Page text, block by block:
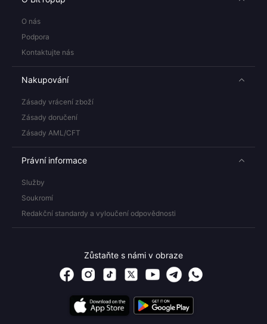
O nás
Podpora
Kontaktujte nás
Nakupování
Zásady vrácení zboží
Zásady doručení
Zásady AML/CFT
Právní informace
Služby
Soukromí
Redakční standardy a vyloučení odpovědnosti
Zůstaňte s námi v obraze